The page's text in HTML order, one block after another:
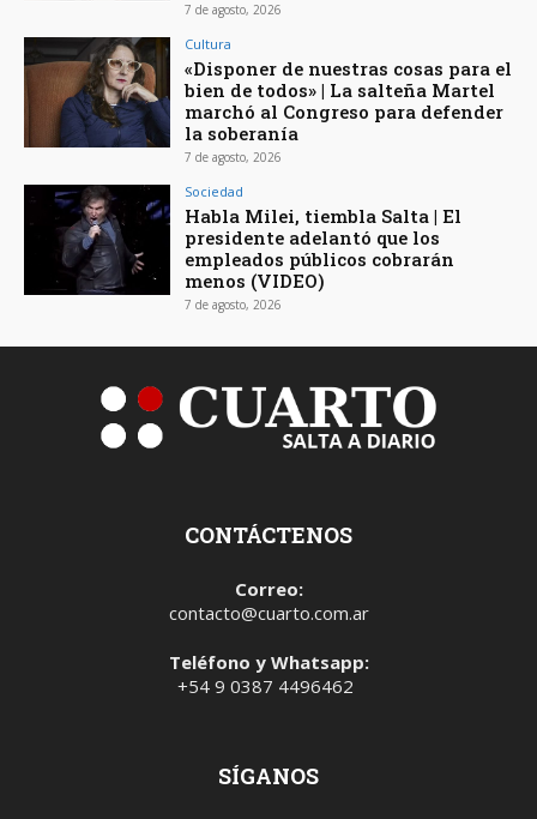
7 de agosto, 2026
Cultura
«Disponer de nuestras cosas para el
bien de todos» | La salteña Martel
marchó al Congreso para defender
la soberanía
7 de agosto, 2026
Sociedad
Habla Milei, tiembla Salta | El
presidente adelantó que los
empleados públicos cobrarán
menos (VIDEO)
7 de agosto, 2026
CONTÁCTENOS
Correo:
contacto@cuarto.com.ar
Teléfono y Whatsapp:
+54 9 0387 4496462
SÍGANOS